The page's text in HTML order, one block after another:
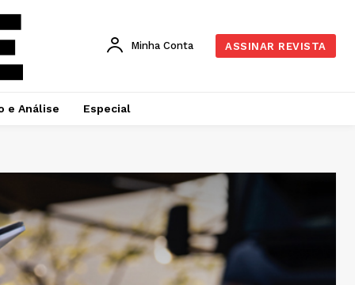
Minha Conta ASSINAR REVISTA
e Análise Especial